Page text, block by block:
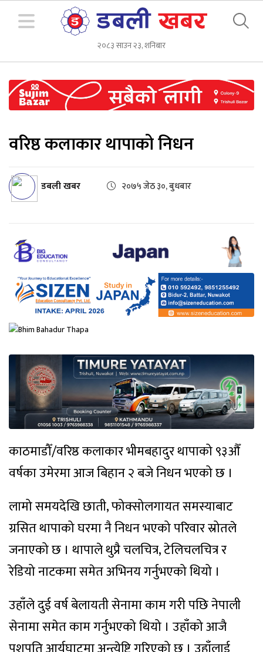
२०८३ साउन २३, शनिबार
वरिष्ठ कलाकार थापाको निधन
डबली खबर २०७५ जेठ ३०, बुधबार
काठमाडौँ/वरिष्ठ कलाकार भीमबहादुर थापाको ९३औँ
वर्षका उमेरमा आज बिहान २ बजे निधन भएको छ ।
लामो समयदेखि छाती, फोक्सोलगायत समस्याबाट
ग्रसित थापाको घरमा नै निधन भएको परिवार स्रोतले
जनाएको छ । थापाले थुप्रै चलचित्र, टेलिचलचित्र र
रेडियो नाटकमा समेत अभिनय गर्नुभएको थियो ।
उहाँले दुई वर्ष बेलायती सेनामा काम गरी पछि नेपाली
सेनामा समेत काम गर्नुभएको थियो । उहाँको आजै